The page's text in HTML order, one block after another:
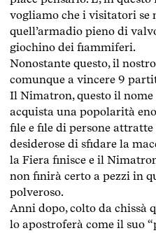
vogliamo che i visitatori se
quell’armadio pieno di
giochino dei fiammiferi.
Nonostante questo, il
comunque a vincere 9
Il Nimatron, questo il
acquista una popolarità
file e file di persone attratte
desiderose di sfidare la
la Fiera finisce e il
non finirà certo a pezzi in
polveroso.
Anni dopo, colto da chissà
lo apostroferà come il suo